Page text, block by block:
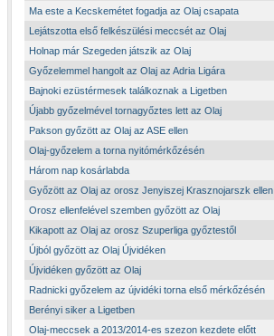
Ma este a Kecskemétet fogadja az Olaj csapata
Lejátszotta első felkészülési meccsét az Olaj
Holnap már Szegeden játszik az Olaj
Győzelemmel hangolt az Olaj az Adria Ligára
Bajnoki ezüstérmesek találkoznak a Ligetben
Újabb győzelmével tornagyőztes lett az Olaj
Pakson győzött az Olaj az ASE ellen
Olaj-győzelem a torna nyitómérkőzésén
Három nap kosárlabda
Győzött az Olaj az orosz Jenyiszej Krasznojarszk ellen
Orosz ellenfelével szemben győzött az Olaj
Kikapott az Olaj az orosz Szuperliga győztestől
Újból győzött az Olaj Újvidéken
Újvidéken győzött az Olaj
Radnicki győzelem az újvidéki torna első mérkőzésén
Berényi siker a Ligetben
Olaj-meccsek a 2013/2014-es szezon kezdete előtt